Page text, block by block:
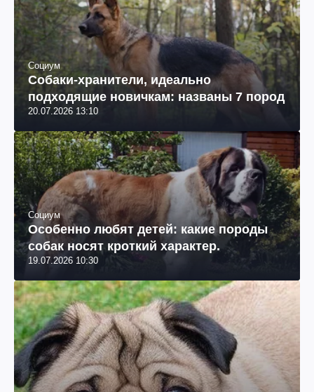
Социум
Собаки-хранители, идеально
подходящие новичкам: названы 7 пород
20.07.2026 13:10
Социум
Особенно любят детей: какие породы
собак носят кроткий характер.
19.07.2026 10:30